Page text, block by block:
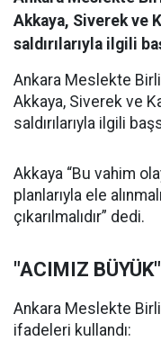
Akkaya, Siverek ve
saldırılarıyla ilgili
Ankara Meslekte
Akkaya, Siverek ve
saldırılarıyla ilgili
Akkaya “Bu vahim
planlarıyla ele
çıkarılmalıdır” dedi.
"ACIMIZ BÜYÜK"
Ankara Meslekte
ifadeleri kullandı: